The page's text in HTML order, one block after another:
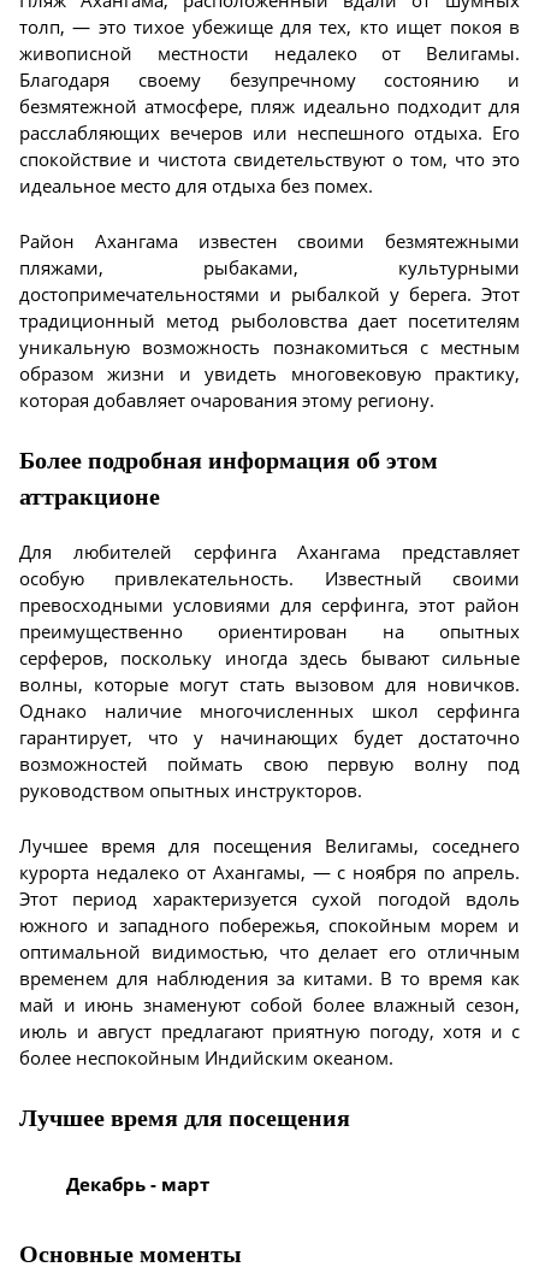
толп, — это тихое убежище для тех, кто ищет покоя в
живописной местности недалеко от Велигамы.
Благодаря своему безупречному состоянию и
безмятежной атмосфере, пляж идеально подходит для
расслабляющих вечеров или неспешного отдыха. Его
спокойствие и чистота свидетельствуют о том, что это
идеальное место для отдыха без помех.
Район Ахангама известен своими безмятежными
пляжами, рыбаками, культурными
достопримечательностями и рыбалкой у берега. Этот
традиционный метод рыболовства дает посетителям
уникальную возможность познакомиться с местным
образом жизни и увидеть многовековую практику,
которая добавляет очарования этому региону.
Более подробная информация об этом
аттракционе
Для любителей серфинга Ахангама представляет
особую привлекательность. Известный своими
превосходными условиями для серфинга, этот район
преимущественно ориентирован на опытных
серферов, поскольку иногда здесь бывают сильные
волны, которые могут стать вызовом для новичков.
Однако наличие многочисленных школ серфинга
гарантирует, что у начинающих будет достаточно
возможностей поймать свою первую волну под
руководством опытных инструкторов.
Лучшее время для посещения Велигамы, соседнего
курорта недалеко от Ахангамы, — с ноября по апрель.
Этот период характеризуется сухой погодой вдоль
южного и западного побережья, спокойным морем и
оптимальной видимостью, что делает его отличным
временем для наблюдения за китами. В то время как
май и июнь знаменуют собой более влажный сезон,
июль и август предлагают приятную погоду, хотя и с
более неспокойным Индийским океаном.
Лучшее время для посещения
Декабрь - март
Основные моменты